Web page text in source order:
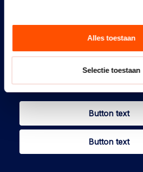
Alles toestaan
Selectie toestaan
Title Burb 3
Fusce vel porttitor arcu. Aenean
porttitor sed felis ut, faucibus
Button text
Button text